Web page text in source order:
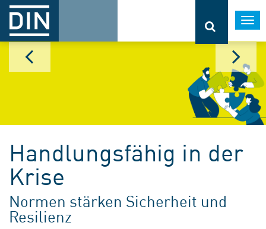
Handlungsfähig in der
Krise
Normen stärken Sicherheit und
Resilienz